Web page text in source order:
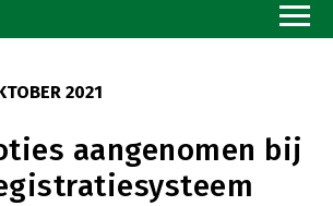
2021
aangenomen bij